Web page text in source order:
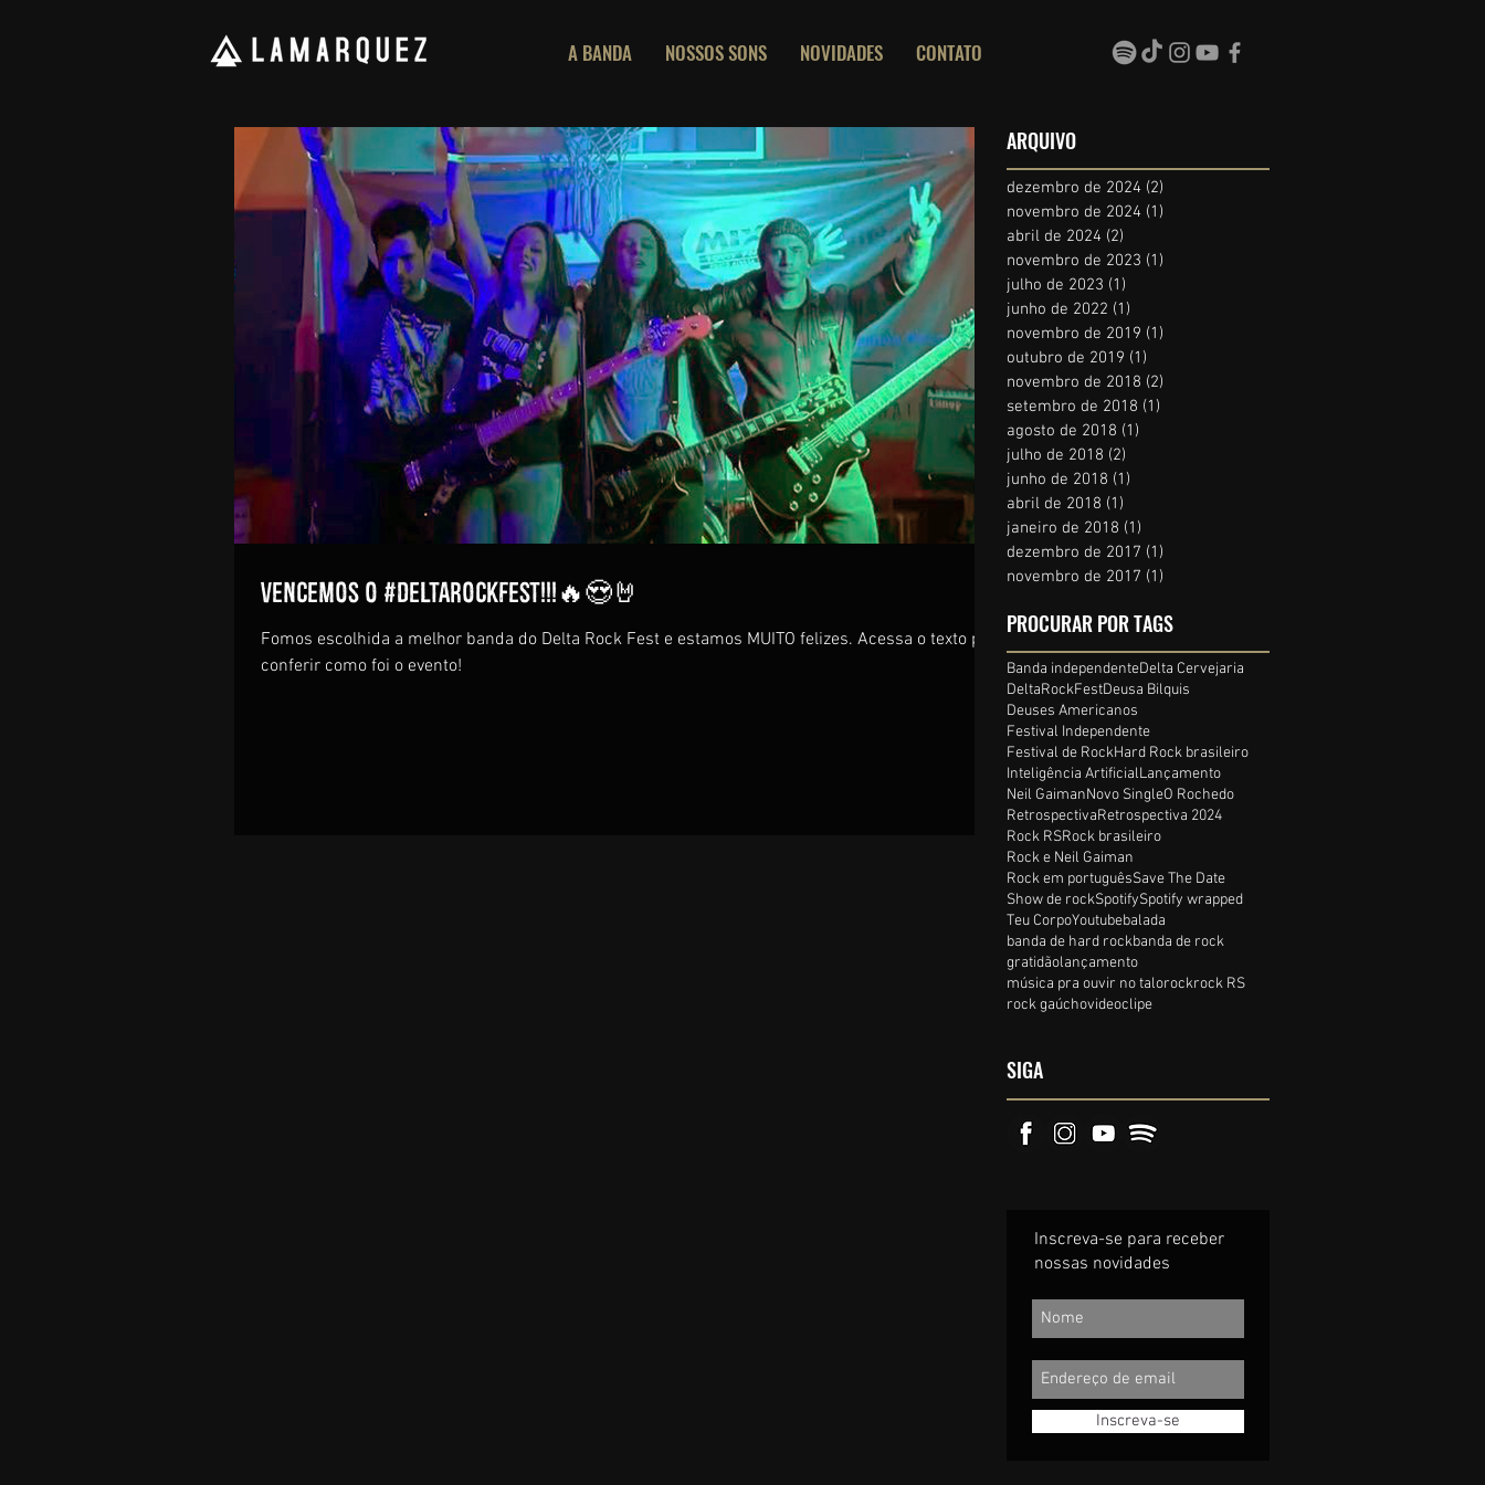
A BANDA NOSSOS SONS NOVIDADES CONTATO
VENCEMOS O #DELTAROCKFEST!!!🔥😍🤘
Fomos escolhida a melhor banda do Delta Rock Fest e estamos MUITO felizes. Acessa o texto pra
conferir como foi o evento!
ARQUIVO
dezembro de 2024 (2)
novembro de 2024 (1)
abril de 2024 (2)
novembro de 2023 (1)
julho de 2023 (1)
junho de 2022 (1)
novembro de 2019 (1)
outubro de 2019 (1)
novembro de 2018 (2)
setembro de 2018 (1)
agosto de 2018 (1)
julho de 2018 (2)
junho de 2018 (1)
abril de 2018 (1)
janeiro de 2018 (1)
dezembro de 2017 (1)
novembro de 2017 (1)
PROCURAR POR TAGS
Banda independenteDelta Cervejaria
DeltaRockFestDeusa Bilquis
Deuses Americanos
Festival Independente
Festival de RockHard Rock brasileiro
Inteligência ArtificialLançamento
Neil GaimanNovo SingleO Rochedo
RetrospectivaRetrospectiva 2024
Rock RSRock brasileiro
Rock e Neil Gaiman
Rock em portuguêsSave The Date
Show de rockSpotifySpotify wrapped
Teu CorpoYoutubebalada
banda de hard rockbanda de rock
gratidãolançamento
música pra ouvir no talorockrock RS
rock gaúchovideoclipe
SIGA
Inscreva-se para receber
nossas novidades
Inscreva-se